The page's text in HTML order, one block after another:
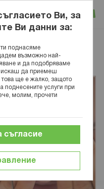
Вход
зрение
Ви, за
Ви данни за:
ти поднасяме
възможно най-
и да подобряваме
искаш да приемеш
това ще е жалко, защото
поднесените услуги при
молим, прочети
съгласие